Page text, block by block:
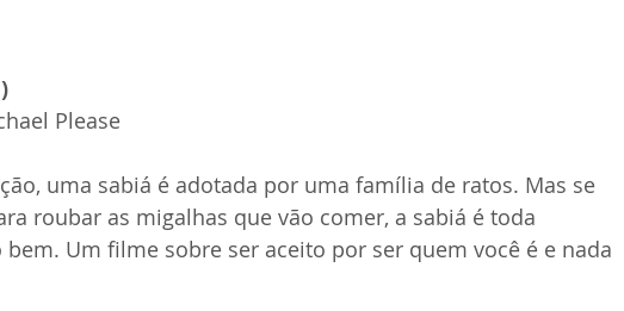
Please
uma sabiá é adotada por uma família de ratos. Mas se
roubar as migalhas que vão comer, a sabiá é toda
bem. Um filme sobre ser aceito por ser quem você é e nada